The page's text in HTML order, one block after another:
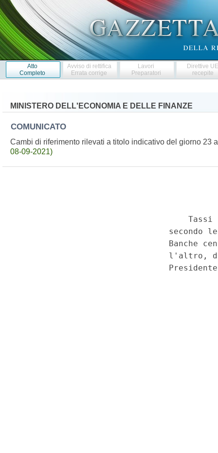
Atto
Completo
Avviso di rettifica
Errata corrige
Lavori
Preparatori
Direttive
recepite
MINISTERO DELL'ECONOMIA E DELLE FINANZE
COMUNICATO
Cambi di riferimento rilevati a titolo indicativo del giorno 23
08-09-2021)